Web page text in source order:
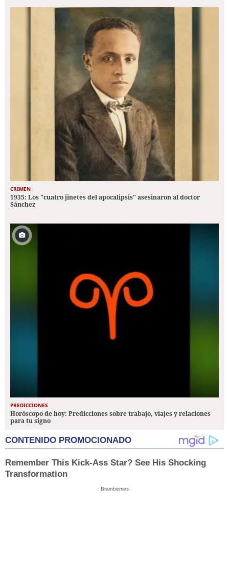
CRIMEN
1935: Los "cuatro jinetes del apocalipsis" asesinaron al doctor
Sánchez
PREDICCIONES
Horóscopo de hoy: Predicciones sobre trabajo, viajes y relaciones
para tu signo
CONTENIDO PROMOCIONADO
Remember This Kick-Ass Star? See His Shocking
Transformation
Brainberries